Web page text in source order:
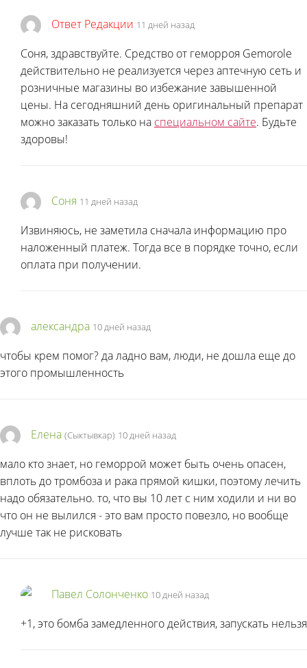
Ответ Редакции 11 дней назад
Соня, здравствуйте. Средство от геморроя Gemorole
действительно не реализуется через аптечную сеть и
розничные магазины во избежание завышенной
цены. На сегодняшний день оригинальный препарат
можно заказать только на специальном сайте. Будьте
здоровы!
Соня 11 дней назад
Извиняюсь, не заметила сначала информацию про
наложенный платеж. Тогда все в порядке точно, если
оплата при получении.
александра 10 дней назад
чтобы крем помог? да ладно вам, люди, не дошла еще до
этого промышленность
Елена (Сыктывкар) 10 дней назад
мало кто знает, но геморрой может быть очень опасен,
вплоть до тромбоза и рака прямой кишки, поэтому лечить
надо обязательно. то, что вы 10 лет с ним ходили и ни во
что он не вылился - это вам просто повезло, но вообще
лучше так не рисковать
Павел Солонченко 10 дней назад
+1, это бомба замедленного действия, запускать нельзя